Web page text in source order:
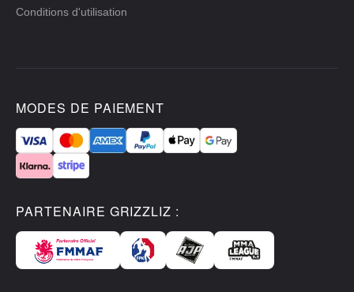
Conditions d'utilisation
MODES DE PAIEMENT
PARTENAIRE GRIZZLIZ :